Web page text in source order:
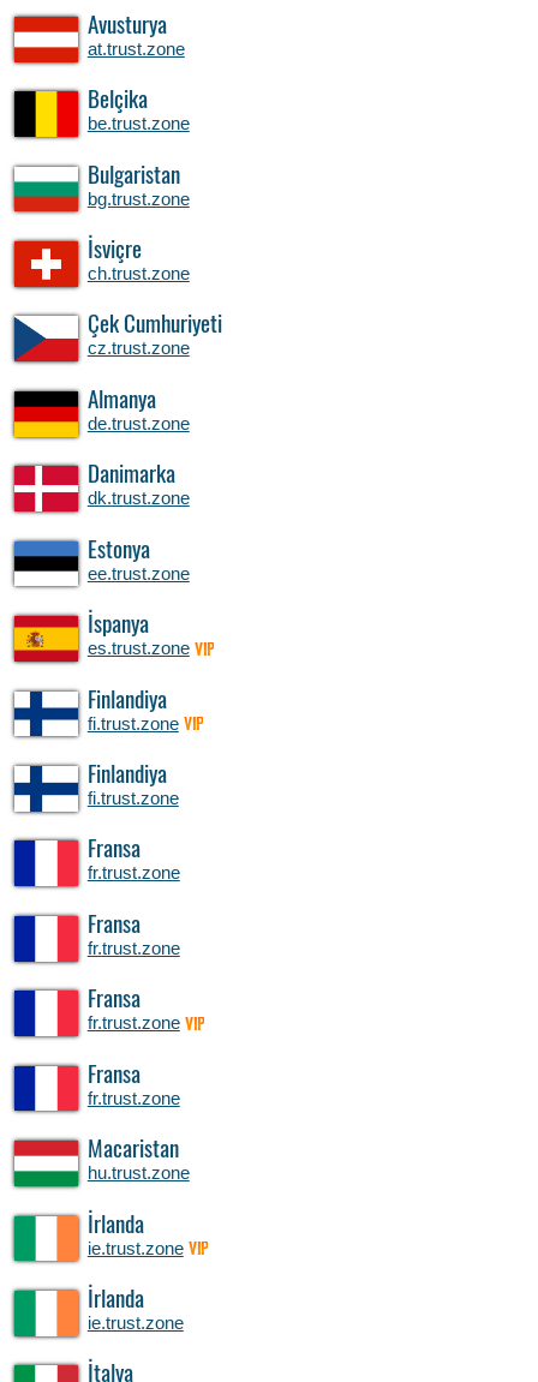
Avusturya
at.trust.zone
Belçika
be.trust.zone
Bulgaristan
bg.trust.zone
İsviçre
ch.trust.zone
Çek Cumhuriyeti
cz.trust.zone
Almanya
de.trust.zone
Danimarka
dk.trust.zone
Estonya
ee.trust.zone
İspanya
es.trust.zone VIP
Finlandiya
fi.trust.zone VIP
Finlandiya
fi.trust.zone
Fransa
fr.trust.zone
Fransa
fr.trust.zone
Fransa
fr.trust.zone VIP
Fransa
fr.trust.zone
Macaristan
hu.trust.zone
İrlanda
ie.trust.zone VIP
İrlanda
ie.trust.zone
İtalya